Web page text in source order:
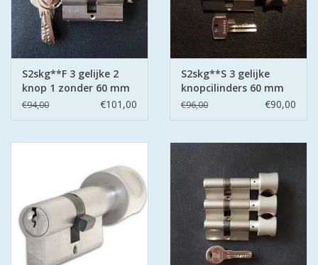
S2skg**F 3 gelijke 2
knop 1 zonder 60 mm
30-30
€94,00 €101,00
S2skg**S 3 gelijke
knopcilinders 60 mm
30-30
€96,00 €90,00